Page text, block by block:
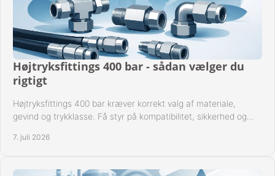
Højtryksfittings 400 bar - sådan vælger du
rigtigt
Højtryksfittings 400 bar kræver korrekt valg af materiale,
gevind og trykklasse. Få styr på kompatibilitet, sikkerhed og
7. juli 2026